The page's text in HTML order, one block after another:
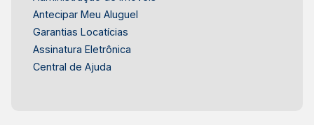
Antecipar Meu Aluguel
Garantias Locatícias
Assinatura Eletrônica
Central de Ajuda